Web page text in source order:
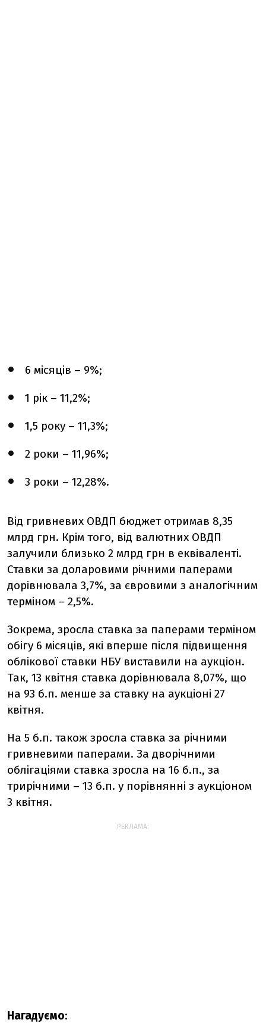
6 місяців – 9%;
1 рік – 11,2%;
1,5 року – 11,3%;
2 роки – 11,96%;
3 роки – 12,28%.
Від гривневих ОВДП бюджет отримав 8,35
млрд грн. Крім того, від валютних ОВДП
залучили близько 2 млрд грн в еквіваленті.
Ставки за доларовими річними паперами
дорівнювала 3,7%, за євровими з аналогічним
терміном – 2,5%.
Зокрема, зросла ставка за паперами терміном
обігу 6 місяців, які вперше після підвищення
облікової ставки НБУ виставили на аукціон.
Так, 13 квітня ставка дорівнювала 8,07%, що
на 93 б.п. менше за ставку на аукціоні 27
квітня.
На 5 б.п. також зросла ставка за річними
гривневими паперами. За дворічними
облігаціями ставка зросла на 16 б.п., за
трирічними – 13 б.п. у порівнянні з аукціоном
3 квітня.
РЕКЛАМА:
Нагадуємо: